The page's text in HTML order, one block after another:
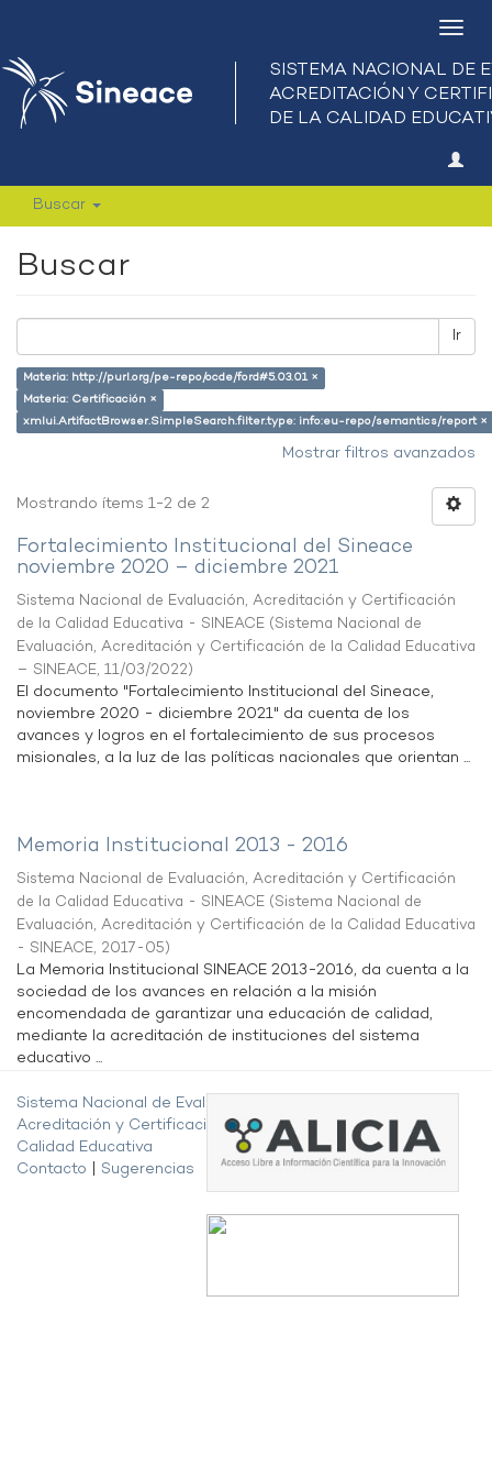
Buscar
Buscar
Ir
Materia: http://purl.org/pe-repo/ocde/ford#5.03.01 ×
Materia: Certificación ×
xmlui.ArtifactBrowser.SimpleSearch.filter.type: info:eu-repo/semantics/report ×
Mostrar filtros avanzados
Mostrando ítems 1-2 de 2
Fortalecimiento Institucional del Sineace
noviembre 2020 – diciembre 2021
Sistema Nacional de Evaluación, Acreditación y Certificación
de la Calidad Educativa - SINEACE (Sistema Nacional de
Evaluación, Acreditación y Certificación de la Calidad Educativa
– SINEACE, 11/03/2022)
El documento "Fortalecimiento Institucional del Sineace,
noviembre 2020 - diciembre 2021" da cuenta de los
avances y logros en el fortalecimiento de sus procesos
misionales, a la luz de las políticas nacionales que orientan ...
Memoria Institucional 2013 - 2016
Sistema Nacional de Evaluación, Acreditación y Certificación
de la Calidad Educativa - SINEACE (Sistema Nacional de
Evaluación, Acreditación y Certificación de la Calidad Educativa
- SINEACE, 2017-05)
La Memoria Institucional SINEACE 2013-2016, da cuenta a la
sociedad de los avances en relación a la misión
encomendada de garantizar una educación de calidad,
mediante la acreditación de instituciones del sistema
educativo ...
Sistema Nacional de Evaluación,
Acreditación y Certificación de la
Calidad Educativa
Contacto
Sugerencias